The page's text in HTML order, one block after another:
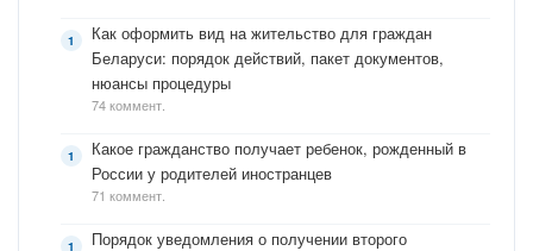
Как оформить вид на жительство для граждан
Беларуси: порядок действий, пакет документов,
нюансы процедуры
74 коммент.
Какое гражданство получает ребенок, рожденный в
России у родителей иностранцев
71 коммент.
Порядок уведомления о получении второго